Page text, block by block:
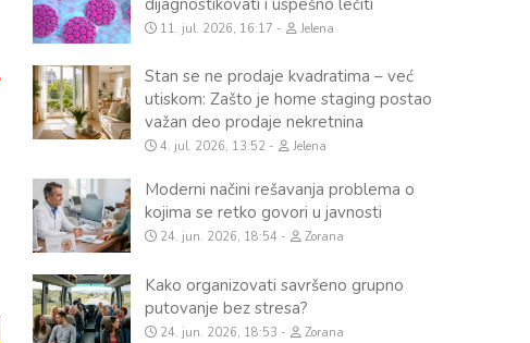
11. jul. 2026, 16:17 Jelena
Stan se ne prodaje kvadratima – već
utiskom: Zašto je home staging postao
važan deo prodaje nekretnina
4. jul. 2026, 13:52 Jelena
Moderni načini rešavanja problema o
kojima se retko govori u javnosti
24. jun. 2026, 18:54 Zorana
Kako organizovati savršeno grupno
putovanje bez stresa?
24. jun. 2026, 18:53 Zorana